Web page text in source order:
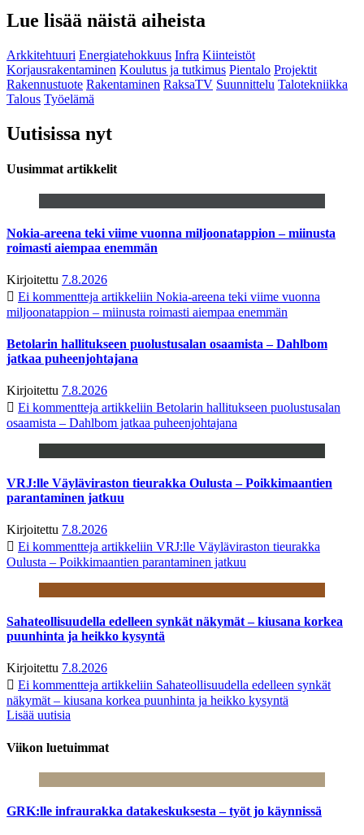
Lue lisää näistä aiheista
Arkkitehtuuri Energiatehokkuus Infra Kiinteistöt
Korjausrakentaminen Koulutus ja tutkimus Pientalo Projektit
Rakennustuote Rakentaminen RaksaTV Suunnittelu Talotekniikka
Talous Työelämä
Uutisissa nyt
Uusimmat artikkelit
Nokia-areena teki viime vuonna miljoonatappion – miinusta
roimasti aiempaa enemmän
Kirjoitettu 7.8.2026
Ei kommentteja artikkeliin Nokia-areena teki viime vuonna
miljoonatappion – miinusta roimasti aiempaa enemmän
Betolarin hallitukseen puolustusalan osaamista – Dahlbom
jatkaa puheenjohtajana
Kirjoitettu 7.8.2026
Ei kommentteja artikkeliin Betolarin hallitukseen puolustusalan
osaamista – Dahlbom jatkaa puheenjohtajana
VRJ:lle Väyläviraston tieurakka Oulusta – Poikkimaantien
parantaminen jatkuu
Kirjoitettu 7.8.2026
Ei kommentteja artikkeliin VRJ:lle Väyläviraston tieurakka
Oulusta – Poikkimaantien parantaminen jatkuu
Sahateollisuudella edelleen synkät näkymät – kiusana korkea
puunhinta ja heikko kysyntä
Kirjoitettu 7.8.2026
Ei kommentteja artikkeliin Sahateollisuudella edelleen synkät
näkymät – kiusana korkea puunhinta ja heikko kysyntä
Lisää uutisia
Viikon luetuimmat
GRK:lle infraurakka datakeskuksesta – työt jo käynnissä